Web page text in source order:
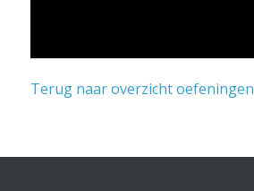
Terug naar overzicht oefeningen